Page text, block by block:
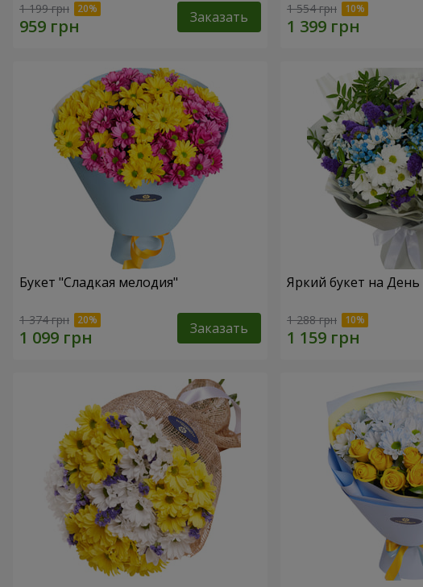
1 199 грн Заказать 1 554 грн
Букет "Сладкая мелодия"
1 374 грн Заказать
Яркий букет на
1 288 грн